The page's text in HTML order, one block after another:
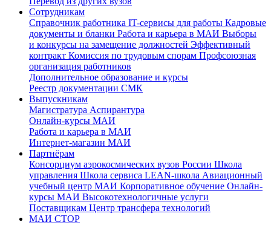
Сотрудникам
Cправочник работника IT-сервисы для работы Кадровые
документы и бланки Работа и карьера в МАИ Выборы
и конкурсы на замещение должностей Эффективный
контракт Комиссия по трудовым спорам Профсоюзная
организация работников
Дополнительное образование и курсы
Реестр документации СМК
Выпускникам
Магистратура Аспирантура
Онлайн-курсы МАИ
Работа и карьера в МАИ
Интернет-магазин МАИ
Партнёрам
Консорциум аэрокосмических вузов России Школа
управления Школа сервиса LEAN-школа Авиационный
учебный центр МАИ Корпоративное обучение Онлайн-
курсы МАИ Высокотехнологичные услуги
Поставщикам Центр трансфера технологий
МАИ СТОР